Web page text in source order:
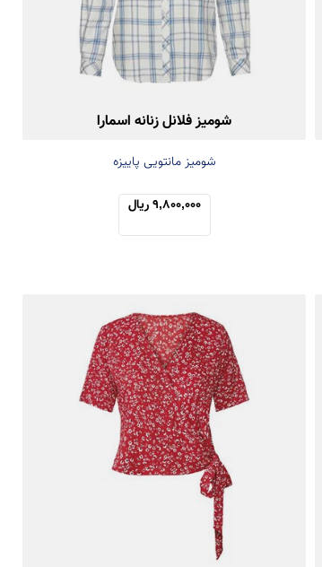
شومیز فلانل زنانه اسمارا
شومیز مانتویی پاییزه
9,800,000 ریال